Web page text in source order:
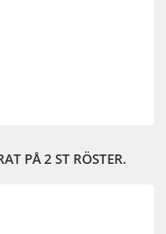
PÅ2 ST RÖSTER.